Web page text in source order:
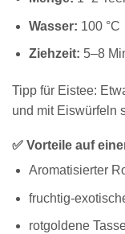
Wasser: 100 °C
Ziehzeit: 5–8
Tipp für Eistee:
und mit Eiswürfeln
✅ Vorteile auf
Aromatisierter
fruchtig-
rotgoldene